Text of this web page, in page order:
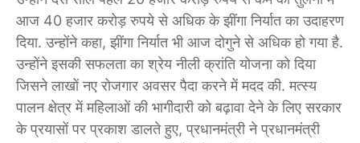
आज 40 हजार करोड़ रुपये से अधिक के झींगा निर्यात का उदाहरण
दिया. उन्होंने कहा, झींगा निर्यात भी आज दोगुने से अधिक हो गया है.
उन्होंने इसकी सफलता का श्रेय नीली क्रांति योजना को दिया
जिसने लाखों नए रोजगार अवसर पैदा करने में मदद की. मत्स्य
पालन क्षेत्र में महिलाओं की भागीदारी को बढ़ावा देने के लिए सरकार
के प्रयासों पर प्रकाश डालते हुए, प्रधानमंत्री ने प्रधानमंत्री